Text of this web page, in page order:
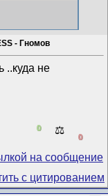
- Гномов
..куда не
0 ⚖️
0